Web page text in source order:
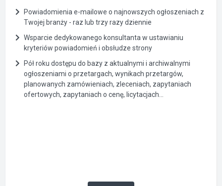
Powiadomienia e-mailowe o najnowszych ogłoszeniach z
Twojej branży - raz lub trzy razy dziennie
Wsparcie dedykowanego konsultanta w ustawianiu
kryteriów powiadomień i obsłudze strony
Pół roku dostępu do bazy z aktualnymi i archiwalnymi
ogłoszeniami o przetargach, wynikach przetargów,
planowanych zamówieniach, zleceniach, zapytaniach
ofertowych, zapytaniach o cenę, licytacjach...